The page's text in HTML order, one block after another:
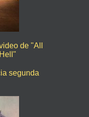
de "All
segunda